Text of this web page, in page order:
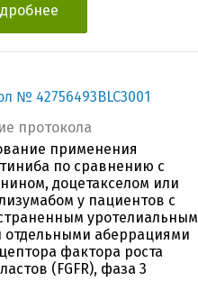
№ 42756493BLC3001
протокола
применения
по сравнению с
доцетакселом или
у пациентов с
уротелиальным
отдельными аберрациями
фактора роста
(FGFR), фаза 3